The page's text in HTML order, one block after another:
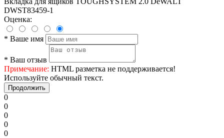
DWST83459-1
Оценка:
* Ваше имя
* Ваш отзыв
Примечание: HTML разметка не поддерживается!
Используйте обычный текст.
Продолжить
0
0
0
0
0